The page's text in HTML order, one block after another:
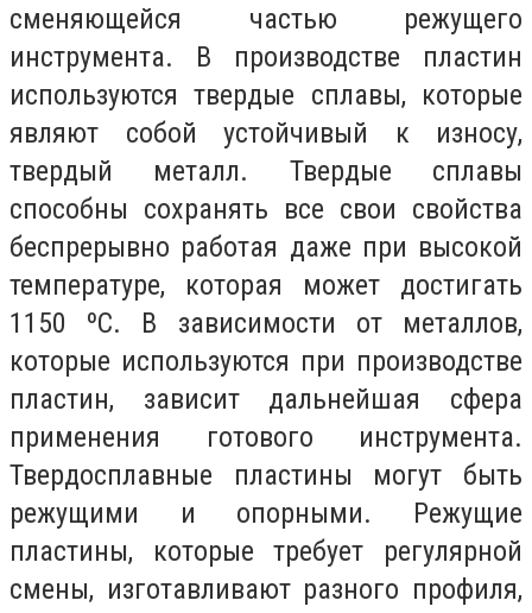
сменяющейся частью режущего
инструмента. В производстве пластин
используются твердые сплавы, которые
являют собой устойчивый к износу,
твердый металл. Твердые сплавы
способны сохранять все свои свойства
беспрерывно работая даже при высокой
температуре, которая может достигать
1150 ºС. В зависимости от металлов,
которые используются при производстве
пластин, зависит дальнейшая сфера
применения готового инструмента.
Твердосплавные пластины могут быть
режущими и опорными. Режущие
пластины, которые требует регулярной
смены, изготавливают разного профиля,